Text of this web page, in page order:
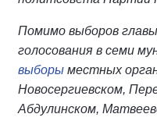
Помимо выборов
голосования в семи
выборы местных
Новосергиевском,
Абдулинском,